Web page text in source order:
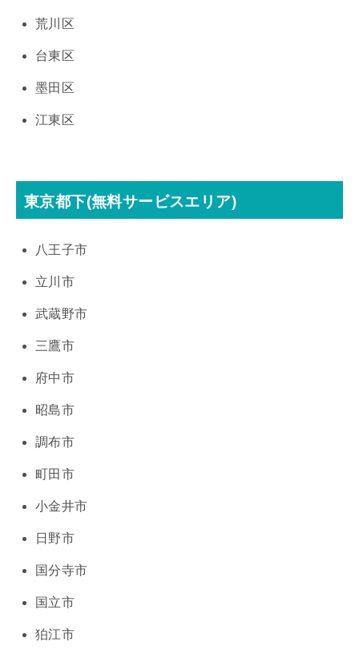
荒川区
台東区
墨田区
江東区
東京都下(無料サービスエリア)
八王子市
立川市
武蔵野市
三鷹市
府中市
昭島市
調布市
町田市
小金井市
日野市
国分寺市
国立市
狛江市